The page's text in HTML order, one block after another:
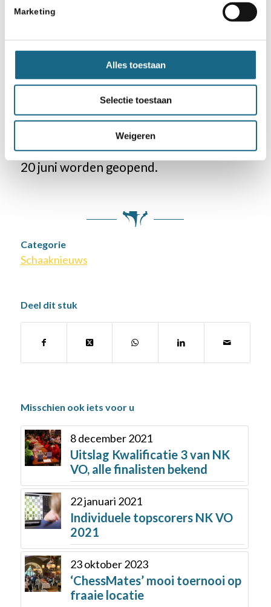
Marketing
Alles toestaan
Selectie toestaan
Weigeren
Wieken-Nicolo
100
De winnaars (zowel per team als
individueel) mogen allemaal iets
uitzoeken in de online GP jeugd winkel.
Die zal kort na het laatste toernooi van
20 juni worden geopend.
Categorie
Schaaknieuws
Deel dit stuk
Misschien ook iets voor u
8 december 2021
Uitslag Kwalificatie 3 van NK
VO, alle finalisten bekend
22 januari 2021
Individuele topscorers NK VO
2021
23 oktober 2023
‘ChessMates’ mooi toernooi op
fraaie locatie